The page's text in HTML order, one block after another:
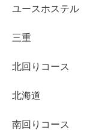
ユースホステル
三重
北回りコース
北海道
南回りコース